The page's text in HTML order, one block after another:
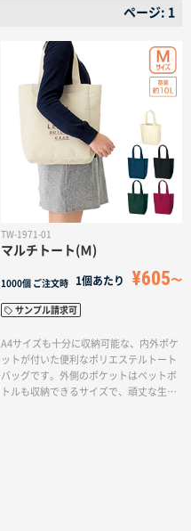
ページ: 1
TW-1971-01
マルチトート(Ｍ)
1000個 ご注文時 1個あたり ¥605
サンプル請求可
A4サイズも十分に収納可能な、内外ポケ
ットが付いた便利なポリエステルトート
バッグです。外側のポケットはペットボ
トルも収納できるサイズで、頑丈な生地